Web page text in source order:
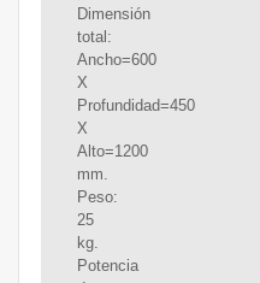
Dimensión
total:
Ancho=600
X
Profundidad=450
X
Alto=1200
mm.
Peso:
25
kg.
Potencia